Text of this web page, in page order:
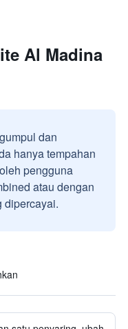
Al Madina
dan
hanya tempahan
pengguna
atau dengan
dipercayai.